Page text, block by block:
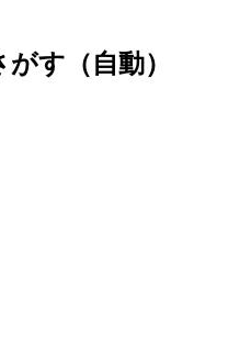
す（自動）